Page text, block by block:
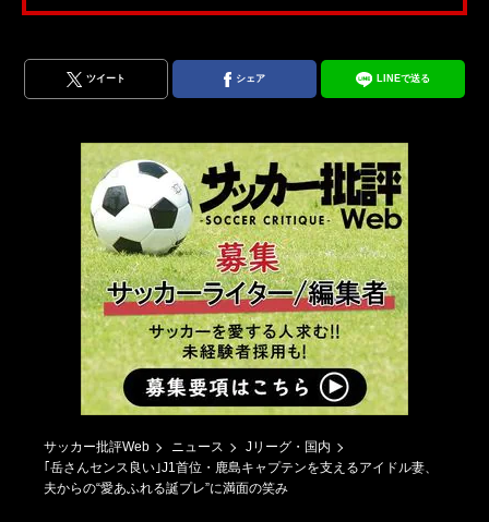
ツイート シェア LINEで送る
サッカー批評Web ニュース
Jリーグ・国内
｢岳さんセンス良い｣J1首位・鹿島キャプテンを支えるアイドル妻、
夫からの“愛あふれる誕プレ”に満面の笑み